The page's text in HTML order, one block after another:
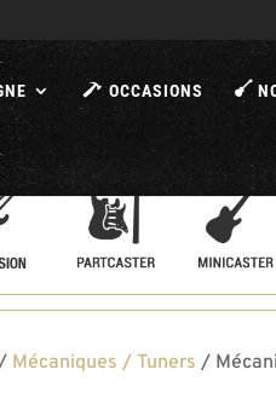
OCCASIONS A
Mécaniques / Tuners /